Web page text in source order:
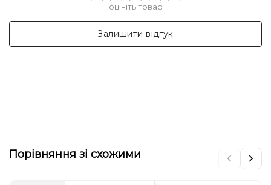
оцініть товар
Залишити відгук
Порівняння зі схожими